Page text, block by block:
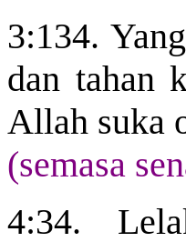
3:134. Yang
dan tahan
Allah suka
(semasa
4:34.